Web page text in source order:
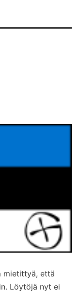
mietittyä, että
Löytöjä nyt ei